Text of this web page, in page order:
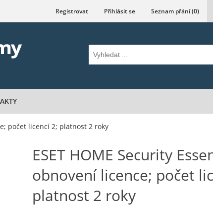
Registrovat Přihlásit se Seznam přání(0)
počet licencí 2; platnost 2 roky
ESET HOME Security
obnovení licence; počet
platnost 2 roky